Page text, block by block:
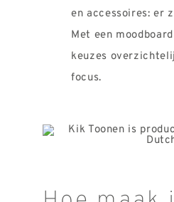
en accessoires: er
Met een
keuzes
focus.